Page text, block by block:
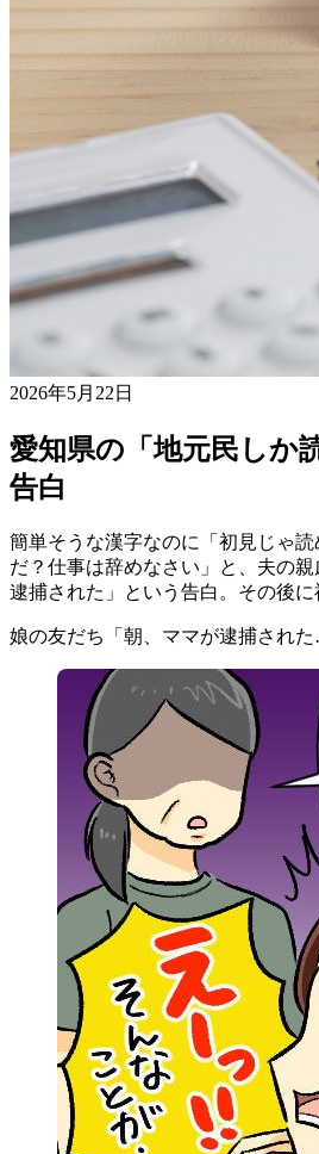
2026年5月22日
愛知県の「地元民しか
告白
簡単そうな漢字なのに「初見じゃ
だ？仕事は辞めなさい」と、夫の
逮捕された」という告白。その後
娘の友だち「朝、ママが逮捕され